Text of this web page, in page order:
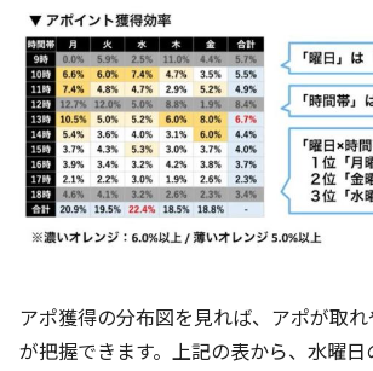
アポ獲得の分布図を見れば、アポが取
が把握できます。上記の表から、水曜